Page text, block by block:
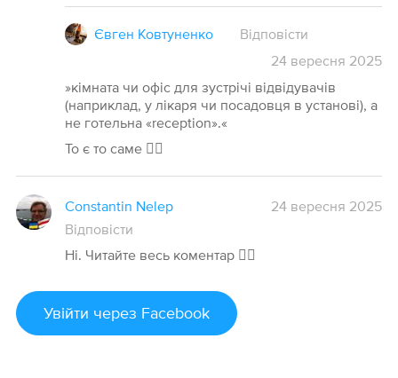
Євген Ковтуненко
Відповісти
24 вересня 2025
»кімната чи офіс для зустрічі відвідувачів
(наприклад, у лікаря чи посадовця в установі), а
не готельна «reception».«
То є то саме 🤷‍♂️
Constantin Nelep
24 вересня 2025
Відповісти
Ні. Читайте весь коментар 🤷‍♂️
Увійти через Facebook